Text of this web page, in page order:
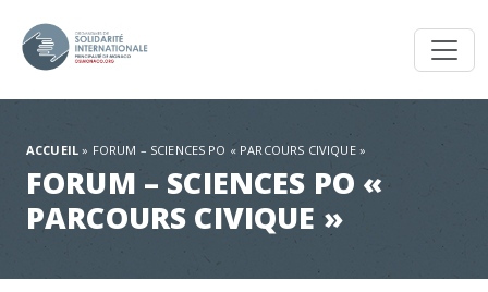
ACCUEIL » FORUM – SCIENCES PO « PARCOURS CIVIQUE »
FORUM – SCIENCES PO «
PARCOURS CIVIQUE »